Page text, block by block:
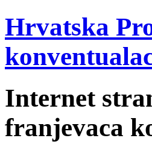
Hrvatska
Internet
franjevaca